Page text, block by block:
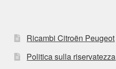
Ricambi Citroën Peugeot
Politica sulla riservatezza